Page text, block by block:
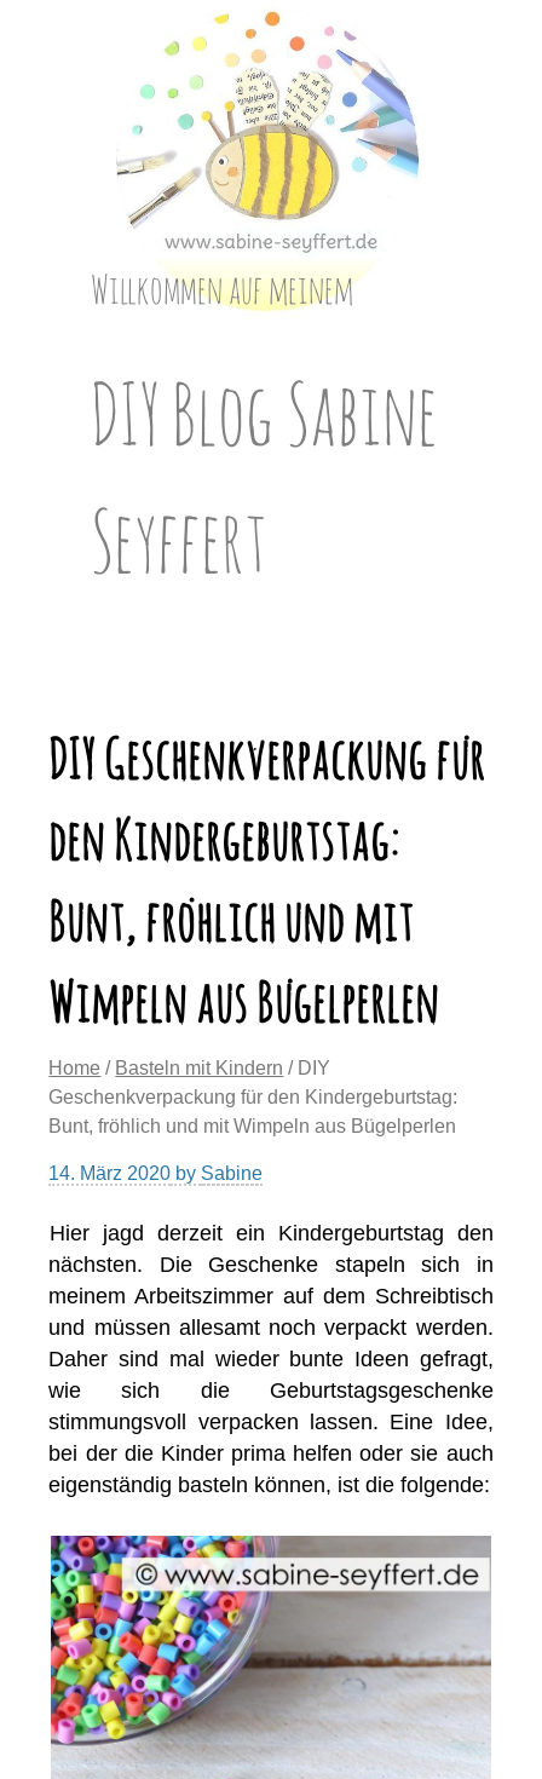
Willkommen auf meinem
DIY Blog Sabine
Seyffert
DIY Geschenkverpackung für
den Kindergeburtstag:
Bunt, fröhlich und mit
Wimpeln aus Bügelperlen
Home / Basteln mit Kindern / DIY
Geschenkverpackung für den Kindergeburtstag:
Bunt, fröhlich und mit Wimpeln aus Bügelperlen
14. März 2020 by Sabine
Hier jagd derzeit ein Kindergeburtstag den
nächsten. Die Geschenke stapeln sich in
meinem Arbeitszimmer auf dem Schreibtisch
und müssen allesamt noch verpackt werden.
Daher sind mal wieder bunte Ideen gefragt,
wie sich die Geburtstagsgeschenke
stimmungsvoll verpacken lassen. Eine Idee,
bei der die Kinder prima helfen oder sie auch
eigenständig basteln können, ist die folgende: